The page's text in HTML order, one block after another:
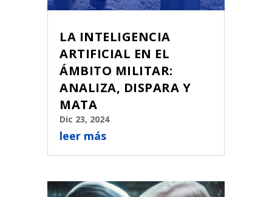
LA INTELIGENCIA
ARTIFICIAL EN EL
ÁMBITO MILITAR:
ANALIZA, DISPARA Y
MATA
Dic 23, 2024
leer más